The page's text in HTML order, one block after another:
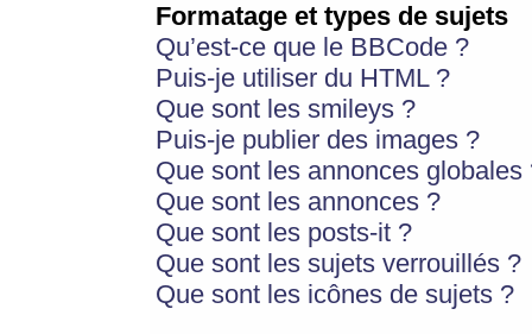
Formatage et types de sujets
Qu’est-ce que le BBCode ?
Puis-je utiliser du HTML ?
Que sont les smileys ?
Puis-je publier des images ?
Que sont les annonces globales
Que sont les annonces ?
Que sont les posts-it ?
Que sont les sujets verrouillés ?
Que sont les icônes de sujets ?